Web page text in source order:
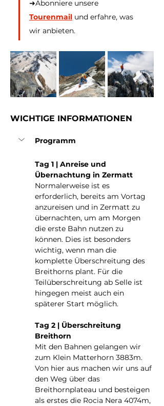
➜Abonniere unsere
Tourenmail und erfahre, was
wir anbieten.
WICHTIGE INFORMATIONEN
Programm
Tag 1 | Anreise und
Übernachtung in Zermatt
Normalerweise ist es
erforderlich, bereits am Vortag
anzureisen und in Zermatt zu
übernachten, um am Morgen
die erste Bahn nutzen zu
können. Dies ist besonders
wichtig, wenn man die
komplette Überschreitung des
Breithorns plant. Für die
Teilüberschreitung ab Selle ist
hingegen meist auch ein
späterer Start möglich.
Tag 2 | Überschreitung
Breithorn
Mit den Bahnen gelangen wir
zum Klein Matterhorn 3883m.
Von hier aus machen wir uns auf
den Weg über das
Breithornplateau und besteigen
als erstes die Rocia Nera 4074m,